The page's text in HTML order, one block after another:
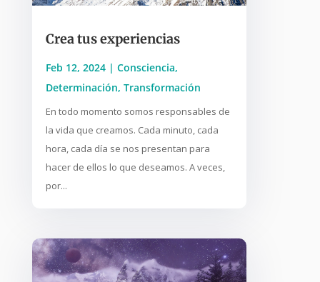
Crea tus experiencias
Feb 12, 2024| Consciencia,
Determinación, Transformación
En todo momento somos responsables de
la vida que creamos. Cada minuto, cada
hora, cada día se nos presentan para
hacer de ellos lo que deseamos. A veces,
por...